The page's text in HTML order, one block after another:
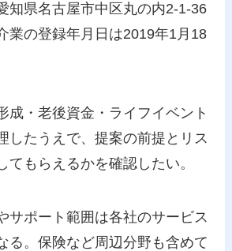
知県名古屋市中区丸の内2-1-36
業の登録年月日は2019年1月18
成・老後資金・ライフイベント
したうえで、提案の前提とリス
てもらえるかを確認したい。
サポート範囲は各社のサービス
る。保険など周辺分野も含めて